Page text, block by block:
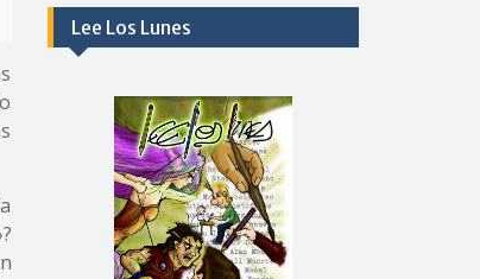
Lee Los Lunes